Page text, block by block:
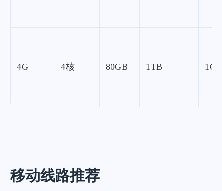
4G 4核 80GB 1TB
移动线路推荐